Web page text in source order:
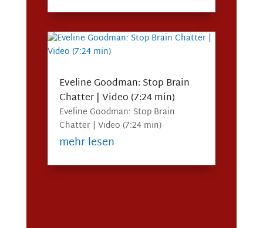
Eveline Goodman: Stop Brain
Chatter | Video (7:24 min)
Eveline Goodman: Stop Brain
Chatter | Video (7:24 min)
mehr lesen